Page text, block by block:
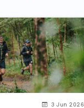
3 Jun 2026